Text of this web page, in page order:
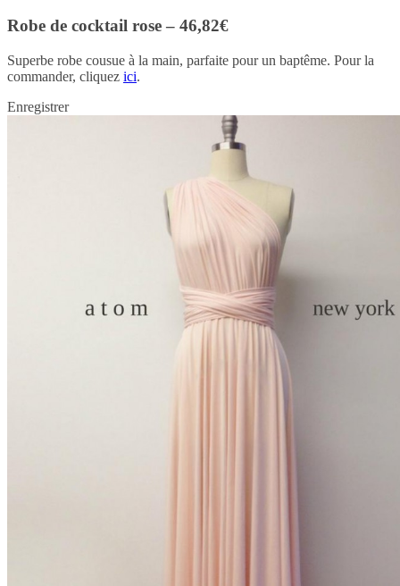
Robe de cocktail rose – 46,82€
Superbe robe cousue à la main, parfaite pour un baptême. Pour la
commander, cliquez ici.
Enregistrer